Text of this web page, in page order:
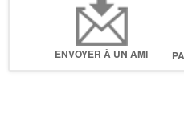
ENVOYER À UN AMI